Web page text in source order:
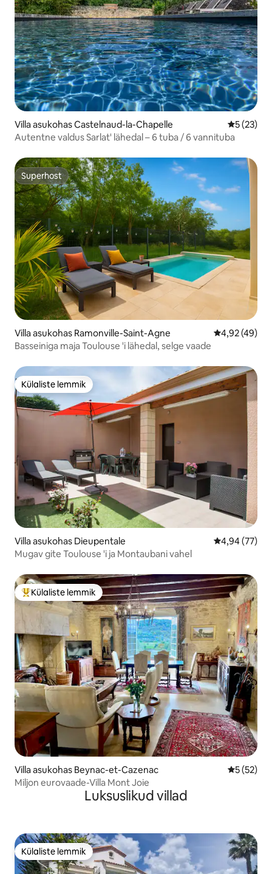
Villa asukohas Castelnaud-la-Chapelle Keskmine
5 (23)
Autentne valdus Sarlat' lähedal – 6 tuba / 6 vannituba
Superhost
Superhost
Villa asukohas Ramonville-Saint-Agne Keskmine
4,92 (49)
Basseiniga maja Toulouse 'i lähedal, selge vaade
Külaliste lemmik
Külaliste lemmik
Villa asukohas Dieupentale Keskmine
4,94 (77)
Mugav gite Toulouse 'i ja Montaubani vahel
Külaliste suur lemmik
Külaliste lemmik
Villa asukohas Beynac-et-Cazenac Keskmine
5 (52)
Miljon eurovaade-Villa Mont Joie
Luksuslikud villad
Külaliste lemmik
Külaliste lemmik